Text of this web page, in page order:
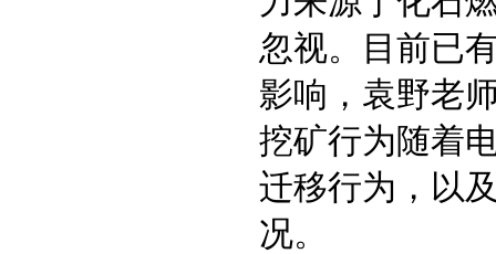
忽视。目前已
影响，袁野老
挖矿行为随着
迁移行为，以
况。